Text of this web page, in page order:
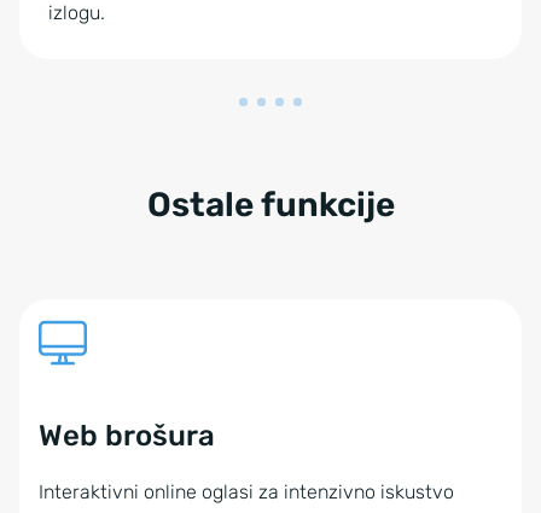
izlogu.
Ostale funkcije
Web brošura
Interaktivni online oglasi za intenzivno iskustvo